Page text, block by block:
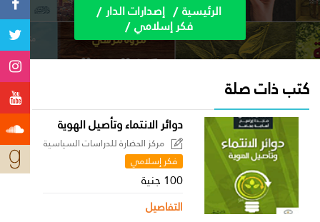
الرئيسية إصدارات الدار
فكر إسلامي
كتب ذات صلة
دوائر الانتماء وتأصيل الهوية
مركز الحضارة للدراسات السياسية
فكر إسلامي
100 جنية
التفاصيل